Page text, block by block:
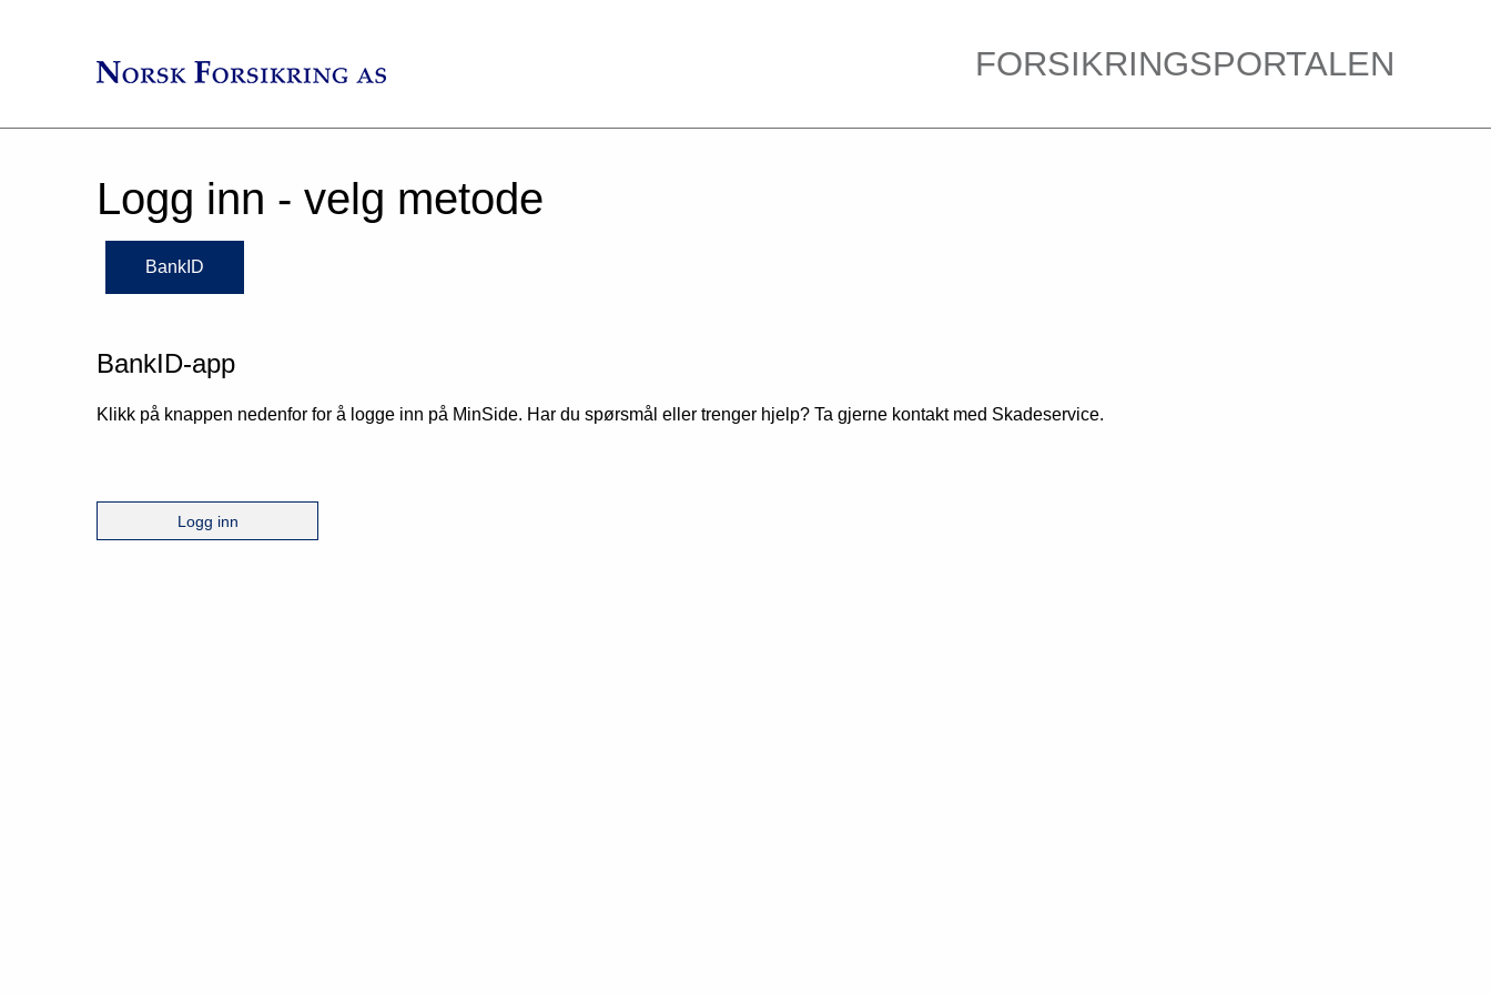
FORSIKRINGSPORTALEN
Logg inn - velg metode
BankID
BankID-app
Klikk på knappen nedenfor for å logge inn på MinSide. Har du spørsmål eller trenger hjelp? Ta gjerne kontakt med Skadeservice.
Logg inn